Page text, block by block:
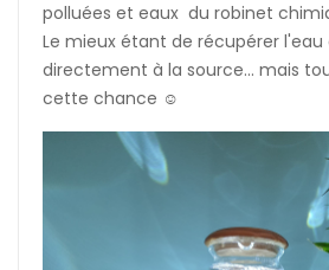
polluées et eaux du robinet
Le mieux étant de récupérer
directement à la source... mais
cette chance ☺️